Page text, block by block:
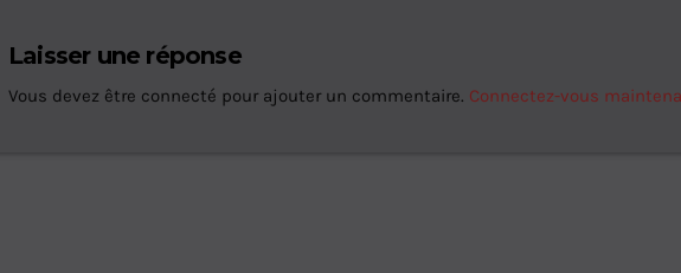
Laisser une réponse
Vous devez être connecté pour ajouter un commentaire. Connectez-vous